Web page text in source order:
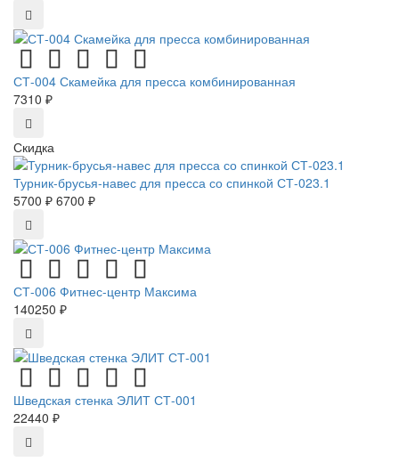
СТ-004 Скамейка для пресса комбинированная
7310 ₽
Скидка
Турник-брусья-навес для пресса со спинкой СТ-023.1
5700 ₽ 6700 ₽
СТ-006 Фитнес-центр Максима
140250 ₽
Шведская стенка ЭЛИТ СТ-001
22440 ₽